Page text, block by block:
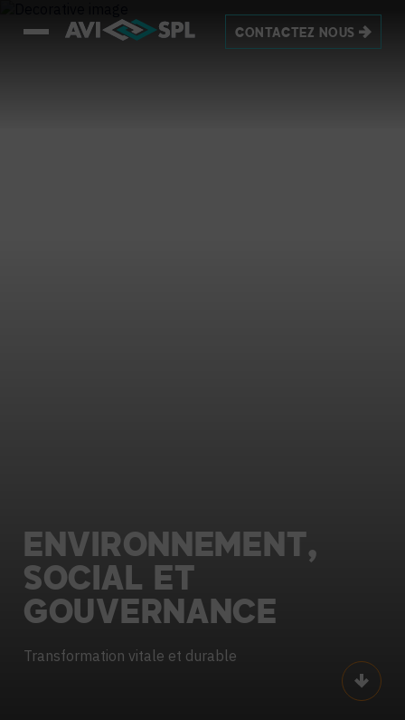
CONTACTEZ NOUS
ENVIRONNEMENT,
SOCIAL ET
GOUVERNANCE
Transformation vitale et durable
Scroll